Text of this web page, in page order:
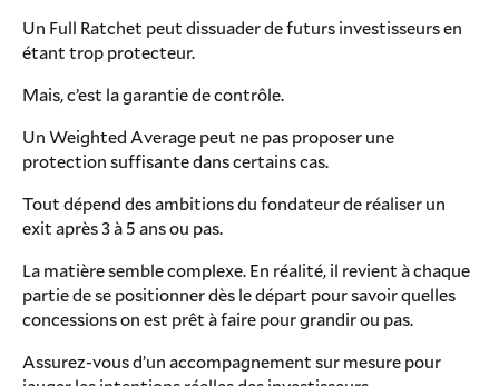
Un Full Ratchet peut dissuader de futurs investisseurs en
étant trop protecteur.
Mais, c’est la garantie de contrôle.
Un Weighted Average peut ne pas proposer une
protection suffisante dans certains cas.
Tout dépend des ambitions du fondateur de réaliser un
exit après 3 à 5 ans ou pas.
La matière semble complexe. En réalité, il revient à chaque
partie de se positionner dès le départ pour savoir quelles
concessions on est prêt à faire pour grandir ou pas.
Assurez-vous d’un accompagnement sur mesure pour